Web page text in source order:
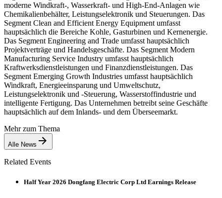
moderne Windkraft-, Wasserkraft- und High-End-Anlagen wie
Chemikalienbehälter, Leistungselektronik und Steuerungen. Das
Segment Clean and Efficient Energy Equipment umfasst
hauptsächlich die Bereiche Kohle, Gasturbinen und Kernenergie.
Das Segment Engineering and Trade umfasst hauptsächlich
Projektverträge und Handelsgeschäfte. Das Segment Modern
Manufacturing Service Industry umfasst hauptsächlich
Kraftwerksdienstleistungen und Finanzdienstleistungen. Das
Segment Emerging Growth Industries umfasst hauptsächlich
Windkraft, Energieeinsparung und Umweltschutz,
Leistungselektronik und -Steuerung, Wasserstoffindustrie und
intelligente Fertigung. Das Unternehmen betreibt seine Geschäfte
hauptsächlich auf dem Inlands- und dem Überseemarkt.
Mehr zum Thema
Alle News
Related Events
Half Year 2026 Dongfang Electric Corp Ltd Earnings Release